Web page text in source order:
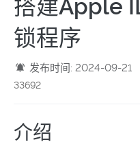
搭建Apple
锁程序
发布时间: 2024-09-21
33692
介绍